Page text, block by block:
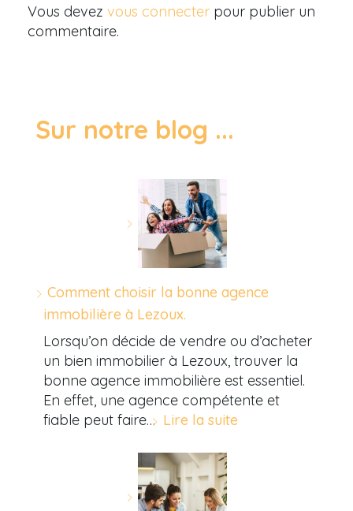
Vous devez vous connecter pour publier un
commentaire.
Sur notre blog ...
Comment choisir la bonne agence
immobilière à Lezoux.
Lorsqu’on décide de vendre ou d’acheter
un bien immobilier à Lezoux, trouver la
bonne agence immobilière est essentiel.
En effet, une agence compétente et
fiable peut faire… Lire la suite